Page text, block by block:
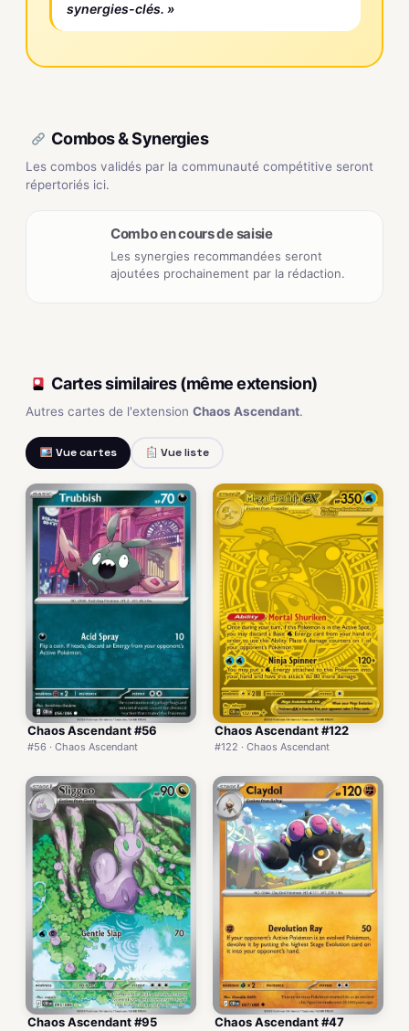
synergies-clés. »
Combos & Synergies
Les combos validés par la communauté compétitive seront
répertoriés ici.
Combo en cours de saisie
Les synergies recommandées seront
ajoutées prochainement par la rédaction.
Cartes similaires (même extension)
Autres cartes de l'extension Chaos Ascendant.
Vue cartes Vue liste
Chaos Ascendant #56
#56 · Chaos Ascendant
Chaos Ascendant #122
#122 · Chaos Ascendant
Chaos Ascendant #95 Chaos Ascendant #47